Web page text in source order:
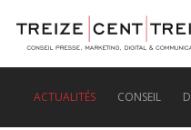
ACTUALITÉS CONSEIL